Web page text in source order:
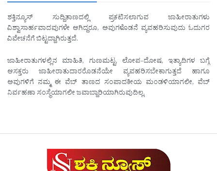
ಶಕ್ತಿನ್ಯೂಸ್ ಸುದ್ದಿತಾಣದಲ್ಲಿ ಪ್ರಕಟಿಸಲಾಗುವ ಜಾಹೀರಾತುಗಳು
ವಿಶ್ವಾಸಾರ್ಹವಾದವುಗಳೇ ಆಗಿದ್ದರೂ, ಅವುಗಳೊಡನೆ ವ್ಯವಹರಿಸುವುದು ಓದುಗರ
ವಿವೇಚನೆಗೆ ಬಿಟ್ಟದ್ದಾಗಿರುತ್ತದೆ.
ಜಾಹೀರಾತುಗಳಲ್ಲಿನ ಮಾಹಿತಿ, ಗುಣಮಟ್ಟ, ಲೋಪ-ದೋಷ, ಇತ್ಯಾದಿಗಳ ಬಗ್ಗೆ
ಆಸಕ್ತರು ಜಾಹೀರಾತುದಾರರೊಡನೆಯೇ ವ್ಯವಹರಿಸಬೇಕಾಗುತ್ತದೆ ಹಾಗೂ
ಅವುಗಳಿಗೆ ನಮ್ಮ ಈ ವೆಬ್ ತಾಣದ ಸಂಪಾದಕೀಯ ಮಂಡಳಿಯಾಗಲೀ, ವೆಬ್
ನಿರ್ವಹಣಾ ಸಂಸ್ಥೆಯಾಗಲೀ ಜವಾಬ್ದಾರಿಯಾಗಿರುವುದಿಲ್ಲ.